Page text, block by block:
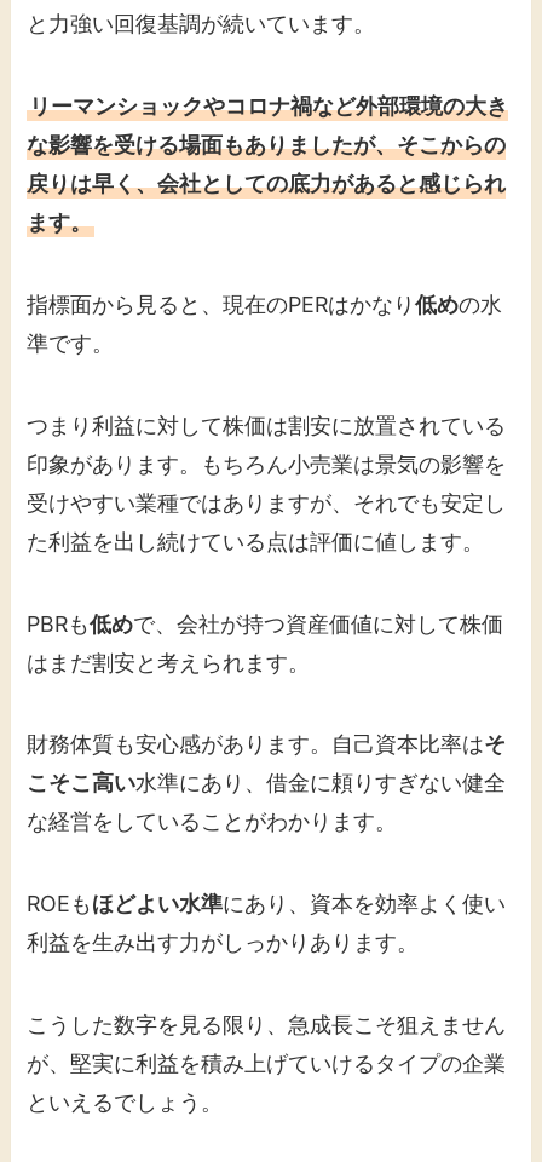
と力強い回復基調が続いています。
リーマンショックやコロナ禍など外部環境の大き
な影響を受ける場面もありましたが、そこからの
戻りは早く、会社としての底力があると感じられ
ます。
指標面から見ると、現在のPERはかなり低めの水
準です。
つまり利益に対して株価は割安に放置されている
印象があります。もちろん小売業は景気の影響を
受けやすい業種ではありますが、それでも安定し
た利益を出し続けている点は評価に値します。
PBRも低めで、会社が持つ資産価値に対して株価
はまだ割安と考えられます。
財務体質も安心感があります。自己資本比率はそ
こそこ高い水準にあり、借金に頼りすぎない健全
な経営をしていることがわかります。
ROEもほどよい水準にあり、資本を効率よく使い
利益を生み出す力がしっかりあります。
こうした数字を見る限り、急成長こそ狙えません
が、堅実に利益を積み上げていけるタイプの企業
といえるでしょう。